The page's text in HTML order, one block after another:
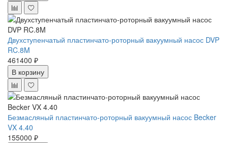
Двухступенчатый пластинчато-роторный вакуумный насос DVP
RC.8M
461400 ₽
В корзину
Безмасляный пластинчато-роторный вакуумный насос Becker
VX 4.40
155000 ₽